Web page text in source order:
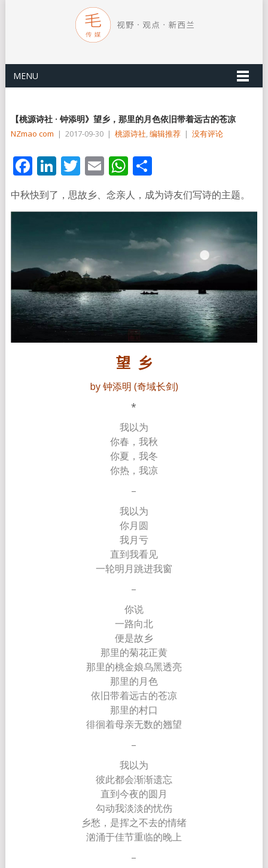
MENU
【桃源诗社 · 钟添明》望乡，那里的月色依旧带着远古的苍凉
NZmao com | 2017-09-30 | 桃源诗社,编辑推荐 | 没有评论
Facebook
LinkedIn
Twitter
EmailWhatsApp
分
享
中秋快到了，思故乡、念亲人，成为诗友们写诗的主题。
望 乡
by 钟添明 (奇域长剑)
*
我以为
你春，我秋
你夏，我冬
你热，我凉
–
我以为
你月圆
我月亏
直到我看见
一轮明月跳进我窗
–
你说
一路向北
便是故乡
那里的菊花正黄
那里的桃金娘乌黑透亮
那里的月色
依旧带着远古的苍凉
那里的村口
徘徊着母亲无数的翘望
–
我以为
彼此都会渐渐遗忘
直到今夜的圆月
勾动我淡淡的忧伤
乡愁，是挥之不去的情绪
汹涌于佳节重临的晚上
–